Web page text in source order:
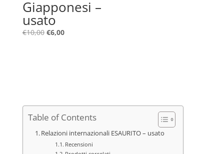
Giapponesi –
usato
€10,00 Il
€6,00Il
Table of Contents
Relazioni internazionali ESAURITO – usato
Recensioni